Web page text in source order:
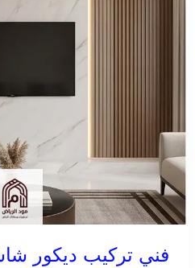
فني تركيب ديكور